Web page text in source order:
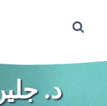
د.